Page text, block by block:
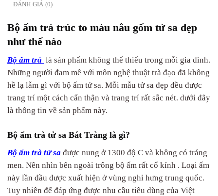
ĐÁNH GIÁ (0)
Bộ ấm trà trúc to màu nâu gốm tử sa đẹp
như thế nào
Bộ ấm trà là sản phẩm không thể thiếu trong mỗi gia đình.
Những người đam mê với môn nghệ thuật trà đạo đã không
hề lạ lẫm gì với bộ ấm tử sa. Mỗi mẫu tử sa đẹp đều được
trang trí một cách cẩn thận và trang trí rất sắc nét. dưới đây
là thông tin về sản phẩm này.
Bộ ấm trà tử sa Bát Tràng là gì?
Bộ ấm trà tử sa được nung ở 1300 độ C và không có tráng
men. Nên nhìn bên ngoài trông bộ ấm rất cổ kính . Loại ấm
này lần đầu được xuất hiện ở vùng nghi hưng trung quốc.
Tuy nhiên để đáp ứng được nhu cầu tiêu dùng của Việt